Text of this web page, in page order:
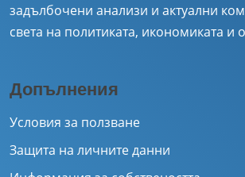
задълбочени анализи и актуални
света на политиката, икономиката и
Допълнения
Условия за ползване
Защита на личните данни